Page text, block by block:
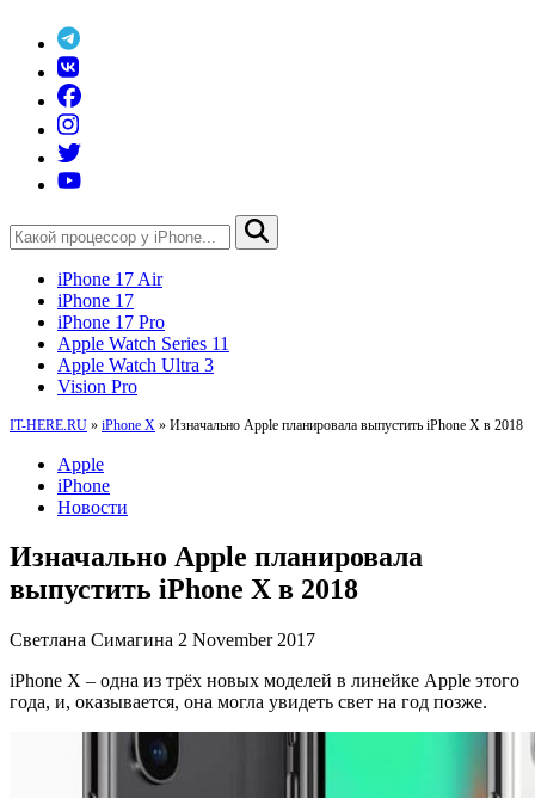
iPhone 17 Air
iPhone 17
iPhone 17 Pro
Apple Watch Series 11
Apple Watch Ultra 3
Vision Pro
IT-HERE.RU » iPhone X » Изначально Apple планировала выпустить iPhone X в 2018
Apple
iPhone
Новости
Изначально Apple планировала
выпустить iPhone X в 2018
Светлана Симагина 2 November 2017
iPhone X – одна из трёх новых моделей в линейке Apple этого
года, и, оказывается, она могла увидеть свет на год позже.